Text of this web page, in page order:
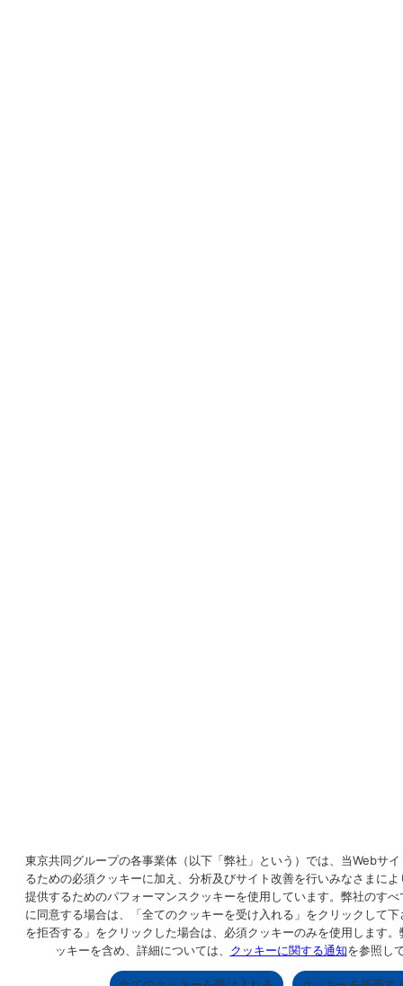
東京共同グループの各事業体（以下「弊社」という）では、当Webサ
るための必須クッキーに加え、分析及びサイト改善を行いみなさまに
提供するためのパフォーマンスクッキーを使用しています。弊社のす
に同意する場合は、「全てのクッキーを受け入れる」をクリックして
を拒否する」をクリックした場合は、必須クッキーのみを使用します
ッキーを含め、詳細については、 クッキーに関する通知を参照し